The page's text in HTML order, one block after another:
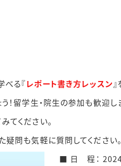
べる『レポート書き方レッスン
！留学生・院生の参加も歓迎し
てください。
疑問も気軽に質問してください。
■ 日 程：